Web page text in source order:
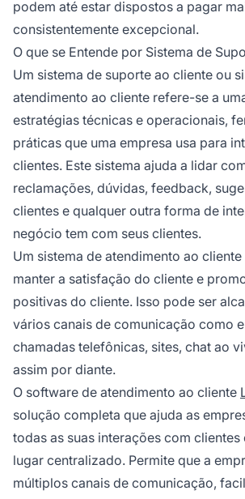
podem até estar dispostos a pagar
consistentemente excepcional.
O que se Entende por Sistema de
Um sistema de suporte ao cliente ou
atendimento ao cliente refere-se a
estratégias técnicas e operacionais,
práticas que uma empresa usa para
clientes. Este sistema ajuda a lidar
reclamações, dúvidas, feedback,
clientes e qualquer outra forma de
negócio tem com seus clientes.
Um sistema de atendimento ao
manter a satisfação do cliente e
positivas do cliente. Isso pode ser
vários canais de comunicação como
chamadas telefônicas, sites, chat ao
assim por diante.
O software de atendimento ao cliente
solução completa que ajuda as
todas as suas interações com clientes
lugar centralizado. Permite que a
múltiplos canais de comunicação,